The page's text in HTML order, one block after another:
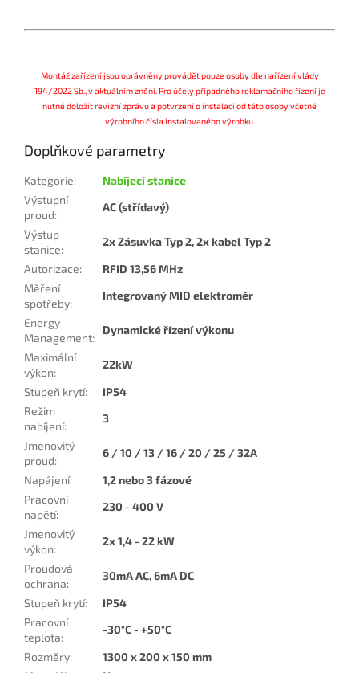
Montáž zařízení jsou oprávněny provádět pouze osoby dle nařízení vlády
194/2022 Sb., v aktuálním znění. Pro účely případného reklamačního řízení je
nutné doložit revizní zprávu a potvrzení o instalaci od této osoby včetně
výrobního čísla instalovaného výrobku.
Doplňkové parametry
Kategorie:
Nabíjecí stanice
Výstupní
proud:
AC (střídavý)
Výstup
stanice:
2x Zásuvka Typ 2, 2x kabel Typ 2
Autorizace:
RFID 13,56 MHz
Měření
spotřeby:
Integrovaný MID elektroměr
Energy
Management:
Dynamické řízení výkonu
Maximální
výkon:
22kW
Stupeň krytí:
IP54
Režim
nabíjení:
3
Jmenovitý
proud:
6 / 10 / 13 / 16 / 20 / 25 / 32A
Napájení:
1,2 nebo 3 fázové
Pracovní
napětí:
230 - 400 V
Jmenovitý
výkon:
2x 1,4 - 22 kW
Proudová
ochrana:
30mA AC, 6mA DC
Stupeň krytí:
IP54
Pracovní
teplota:
-30°C - +50°C
Rozměry:
1300 x 200 x 150 mm